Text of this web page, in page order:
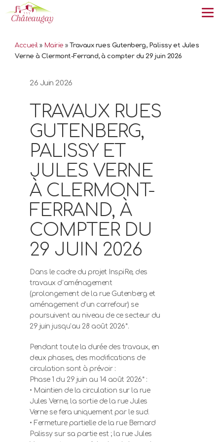
Accueil» Mairie » Travaux rues Gutenberg, Palissy et Jules
Verne à Clermont-Ferrand, à compter du 29 juin 2026
26 Juin 2026
TRAVAUX RUES
GUTENBERG,
PALISSY ET
JULES VERNE
À CLERMONT-
FERRAND, À
COMPTER DU
29 JUIN 2026
Dans le cadre du projet InspiRe, des
travaux d’aménagement
(prolongement de la rue Gutenberg et
aménagement d’un carrefour) se
poursuivent au niveau de ce secteur du
29 juin jusqu’au 28 août 2026*.
Pendant toute la durée des travaux, en
deux phases, des modifications de
circulation sont à prévoir :
Phase 1 du 29 juin au 14 août 2026* :
• Maintien de la circulation sur la rue
Jules Verne, la sortie de la rue Jules
Verne se fera uniquement par le sud.
• Fermeture partielle de la rue Bernard
Palissy sur sa partie est ; la rue Jules